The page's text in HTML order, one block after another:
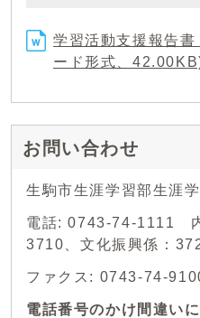
学習活動支援報告
ード形式、
お問い合わせ
生駒市生涯学習部生涯
電話: 0743-74-1111 内
3710、文化振興係：
ファクス: 0743-74-
電話番号のかけ間違い